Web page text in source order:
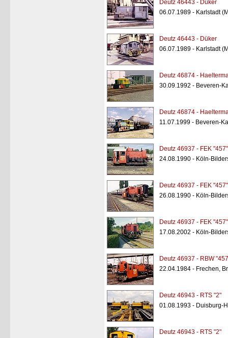
Deutz 46443 - Düker
06.07.1989 - Karlstadt
Deutz 46443 - Düker
06.07.1989 - Karlstadt
Deutz 46874 -
30.09.1992 - Beveren-
Deutz 46874 -
11.07.1999 - Beveren-
Deutz 46937 - FEK "457"
24.08.1990 - Köln-
Deutz 46937 - FEK "457"
26.08.1990 - Köln-
Deutz 46937 - FEK "457"
17.08.2002 - Köln-
Deutz 46937 - RBW
22.04.1984 - Frechen,
Deutz 46943 - RTS "2"
01.08.1993 - Duisburg-
Deutz 46943 - RTS "2"